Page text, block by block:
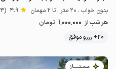
بدون خواب . 20 متر . تا 2 مهمان 4.9 (24 نظر)
هر شب از 1٬000٬000 تومان
20+ رزرو موفق
مـمـتــــــاز